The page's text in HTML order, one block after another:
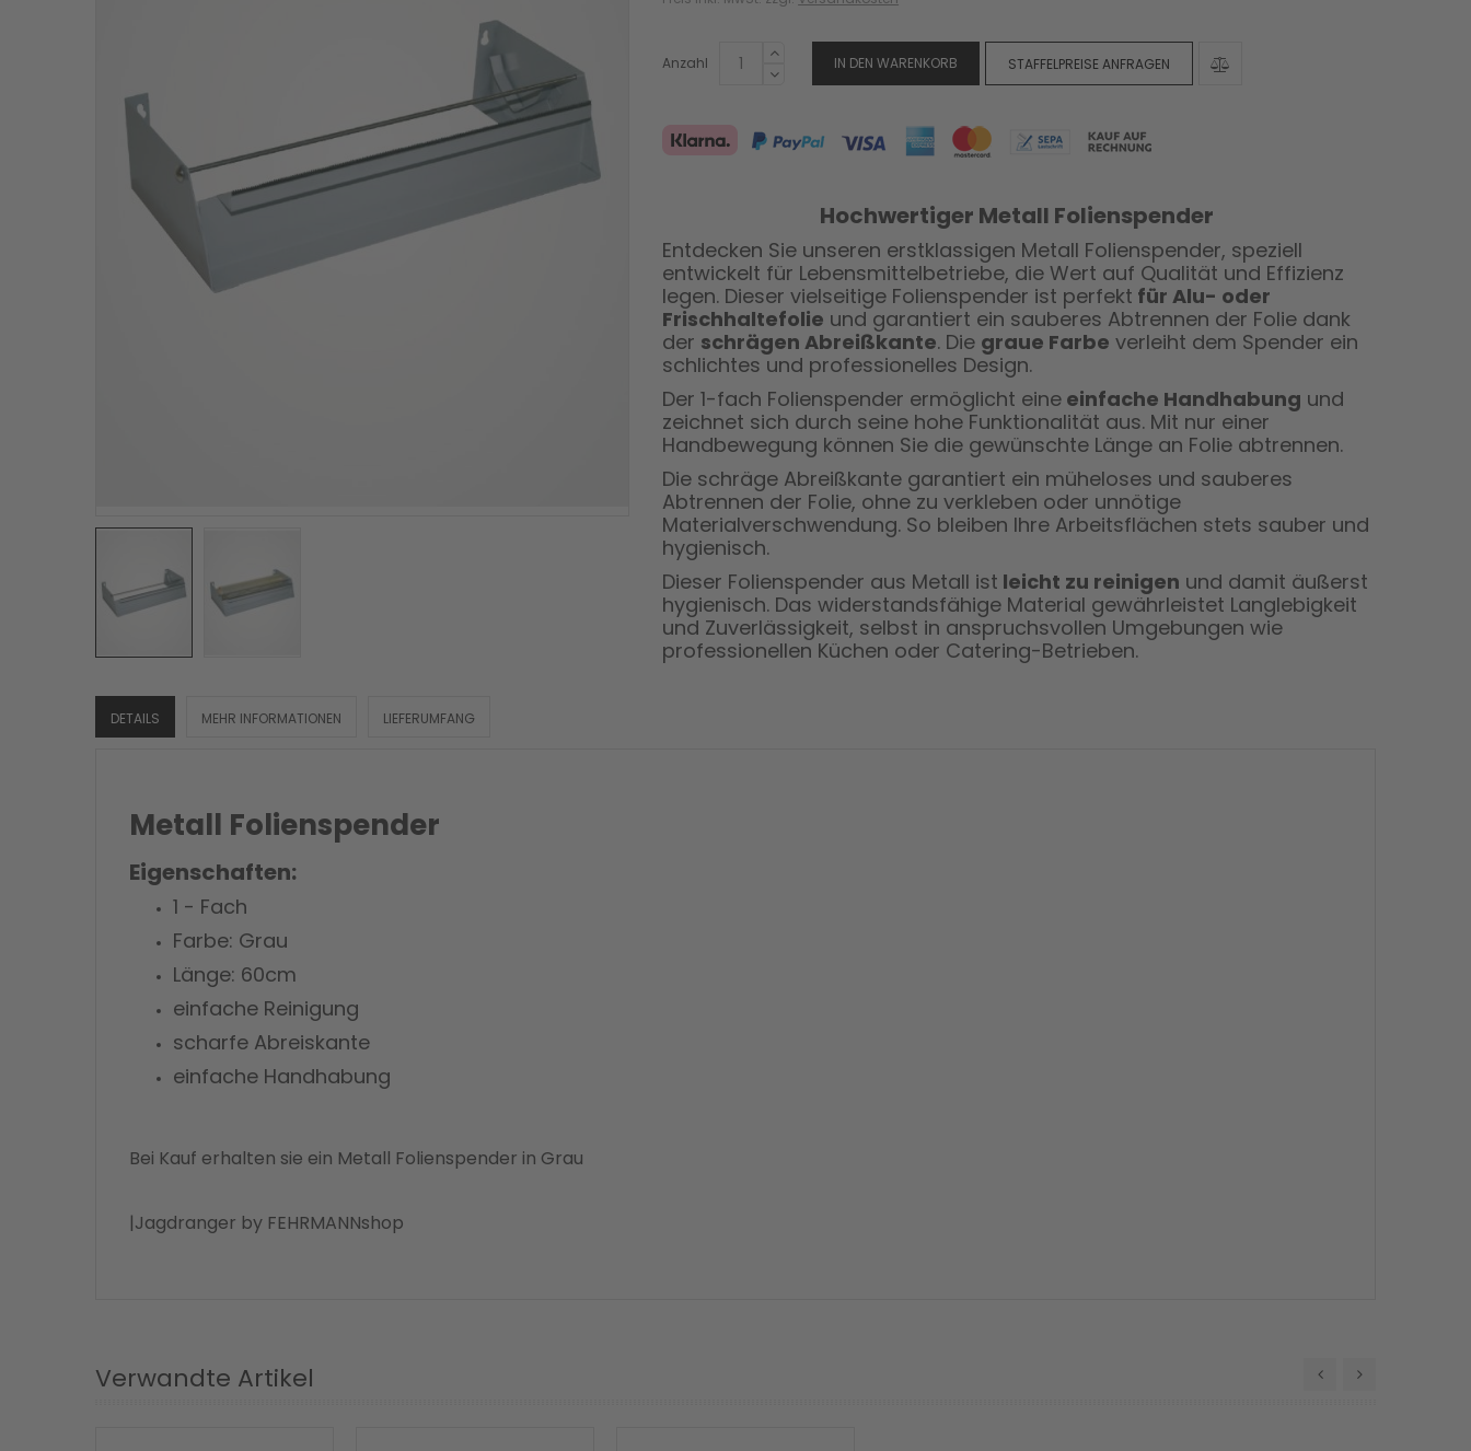
Anzahl IN DEN WARENKORB STAFFELPREISE ANFRAGEN
Hochwertiger Metall Folienspender
Entdecken Sie unseren erstklassigen Metall Folienspender, speziell
entwickelt für Lebensmittelbetriebe, die Wert auf Qualität und Effizienz
legen. Dieser vielseitige Folienspender ist perfekt für Alu- oder
Frischhaltefolie und garantiert ein sauberes Abtrennen der Folie dank
der schrägen Abreißkante. Die graue Farbe verleiht dem Spender ein
schlichtes und professionelles Design.
Der 1-fach Folienspender ermöglicht eine einfache Handhabung und
zeichnet sich durch seine hohe Funktionalität aus. Mit nur einer
Handbewegung können Sie die gewünschte Länge an Folie abtrennen.
Die schräge Abreißkante garantiert ein müheloses und sauberes
Abtrennen der Folie, ohne zu verkleben oder unnötige
Materialverschwendung. So bleiben Ihre Arbeitsflächen stets sauber und
hygienisch.
Dieser Folienspender aus Metall ist leicht zu reinigen und damit äußerst
hygienisch. Das widerstandsfähige Material gewährleistet Langlebigkeit
und Zuverlässigkeit, selbst in anspruchsvollen Umgebungen wie
professionellen Küchen oder Catering-Betrieben.
DETAILS MEHR INFORMATIONEN LIEFERUMFANG
Metall Folienspender
Eigenschaften:
1 - Fach
Farbe: Grau
Länge: 60cm
einfache Reinigung
scharfe Abreiskante
einfache Handhabung
Bei Kauf erhalten sie ein Metall Folienspender in Grau
|Jagdranger by FEHRMANNshop
Verwandte Artikel